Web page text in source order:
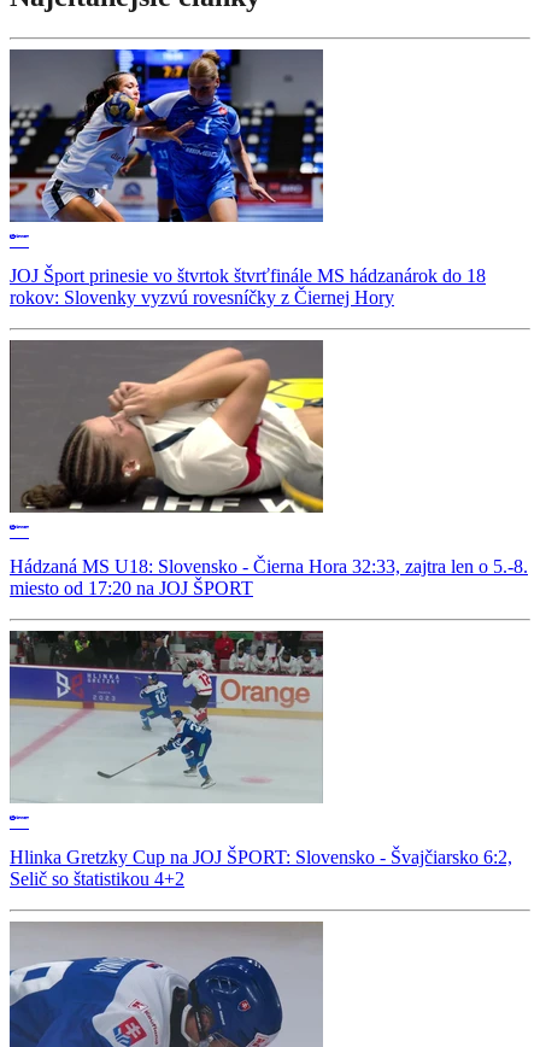
JOJ Šport prinesie vo štvrtok štvrťfinále MS hádzanárok do 18
rokov: Slovenky vyzvú rovesníčky z Čiernej Hory
Hádzaná MS U18: Slovensko - Čierna Hora 32:33, zajtra len o 5.-8.
miesto od 17:20 na JOJ ŠPORT
Hlinka Gretzky Cup na JOJ ŠPORT: Slovensko - Švajčiarsko 6:2,
Selič so štatistikou 4+2